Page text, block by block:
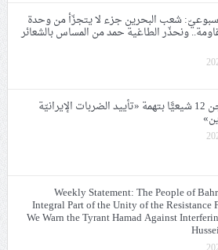
شعب البحرين جزء لا يتجزّأ من وحدة
ونحذّر الطاغية حمد من المساس بالشعائر
الحكم بسجن 12 شيعيًّا بتهمة «تأييد الضربات الإيرانيّة
Weekly Statement: The People of
Integral Part of the Unity of the Resistance
We Warn the Tyrant Hamad Against